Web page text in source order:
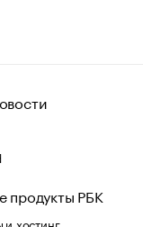
продукты РБК
хостинг